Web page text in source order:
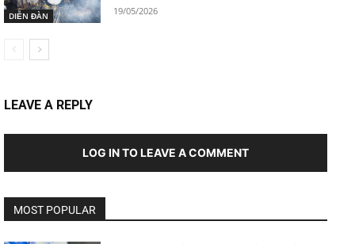
DIỄN ĐÀN 19/05/2026
LEAVE A REPLY
LOG IN TO LEAVE A COMMENT
MOST POPULAR